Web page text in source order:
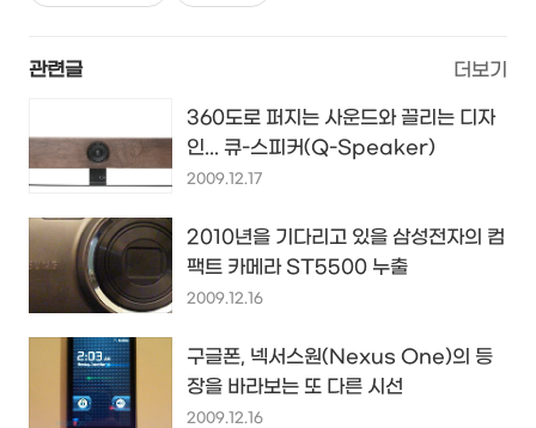
관련글 더보기
360도로 퍼지는 사운드와 끌리는 디자
인... 큐-스피커(Q-Speaker)
2009.12.17
2010년을 기다리고 있을 삼성전자의 컴
팩트 카메라 ST5500 누출
2009.12.16
구글폰, 넥서스원(Nexus One)의 등
장을 바라보는 또 다른 시선
2009.12.16